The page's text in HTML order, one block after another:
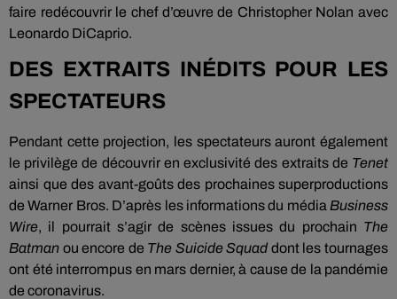
faire redécouvrir le chef d’œuvre de Christopher Nolan avec
Leonardo DiCaprio.
DES EXTRAITS INÉDITS POUR LES
SPECTATEURS
Pendant cette projection, les spectateurs auront également
le privilège de découvrir en exclusivité des extraits de Tenet
ainsi que des avant-goûts des prochaines superproductions
de Warner Bros. D’après les informations du média Business
Wire, il pourrait s’agir de scènes issues du prochain The
Batman ou encore de The Suicide Squad dont les tournages
ont été interrompus en mars dernier, à cause de la pandémie
de coronavirus.